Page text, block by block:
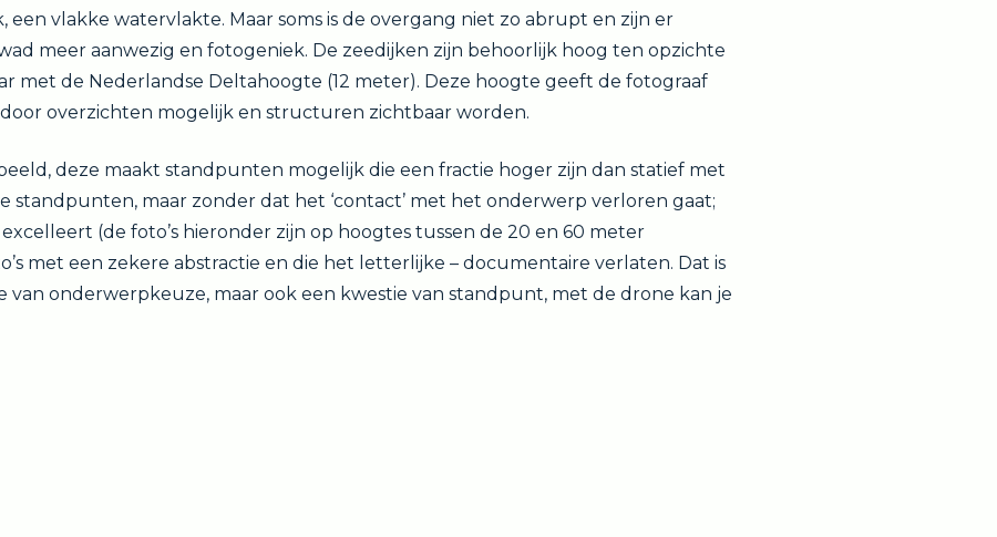
een vlakke watervlakte. Maar soms is de overgang niet zo abrupt en zijn er
meer aanwezig en fotogeniek. De zeedijken zijn behoorlijk hoog ten opzichte
met de Nederlandse Deltahoogte (12 meter). Deze hoogte geeft de fotograaf
overzichten mogelijk en structuren zichtbaar worden.
deze maakt standpunten mogelijk die een fractie hoger zijn dan statief met
standpunten, maar zonder dat het ‘contact’ met het onderwerp verloren gaat;
(de foto’s hieronder zijn op hoogtes tussen de 20 en 60 meter
met een zekere abstractie en die het letterlijke – documentaire verlaten. Dat is
van onderwerpkeuze, maar ook een kwestie van standpunt, met de drone kan je